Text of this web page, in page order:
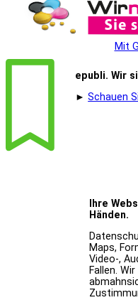
Mit
epubli. Wir
►Schauen
Ihre
Händen.
Maps,
Video-,
Fallen.